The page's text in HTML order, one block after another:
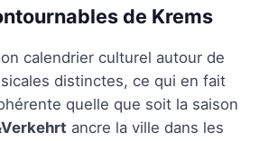
de Krems
calendrier culturel autour de
distinctes, ce qui en fait
quelle que soit la saison
ancre la ville dans les